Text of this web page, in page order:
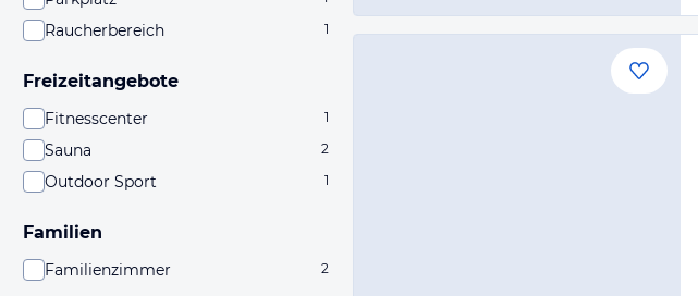
Raucherbereich 1
Freizeitangebote
Fitnesscenter 1
Sauna 2
Outdoor Sport 1
Familien
Familienzimmer 2